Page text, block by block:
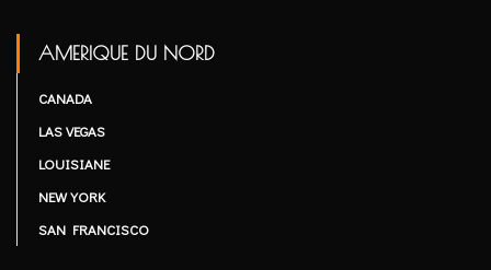
AMERIQUE DU NORD
CANADA
LAS VEGAS
LOUISIANE
NEW YORK
SAN FRANCISCO